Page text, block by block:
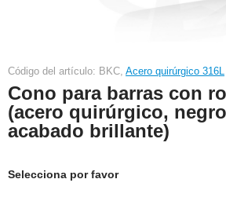
Código del artículo: BKC, Acero quirúrgico 316L
Cono para barras con
(acero quirúrgico,
acabado brillante)
Selecciona por favor